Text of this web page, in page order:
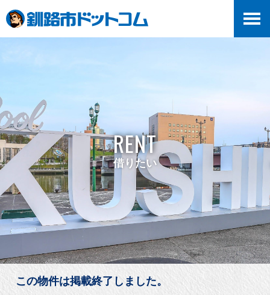
RENT
借りたい
この物件は掲載終了しました。